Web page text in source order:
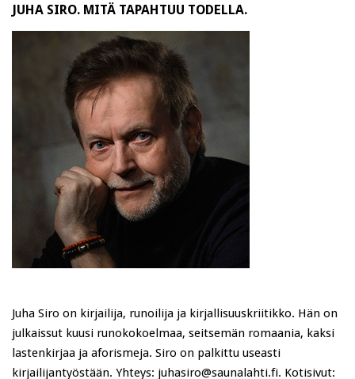
JUHA SIRO. MITÄ TAPAHTUU TODELLA.
Juha Siro on kirjailija, runoilija ja kirjallisuuskriitikko. Hän on
julkaissut kuusi runokokoelmaa, seitsemän romaania, kaksi
lastenkirjaa ja aforismeja. Siro on palkittu useasti
kirjailijantyöstään. Yhteys: juhasiro@saunalahti.fi. Kotisivut: